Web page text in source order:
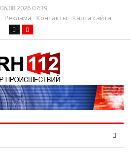
06.08.2026 07:39
Реклама Контакты Карта сайта